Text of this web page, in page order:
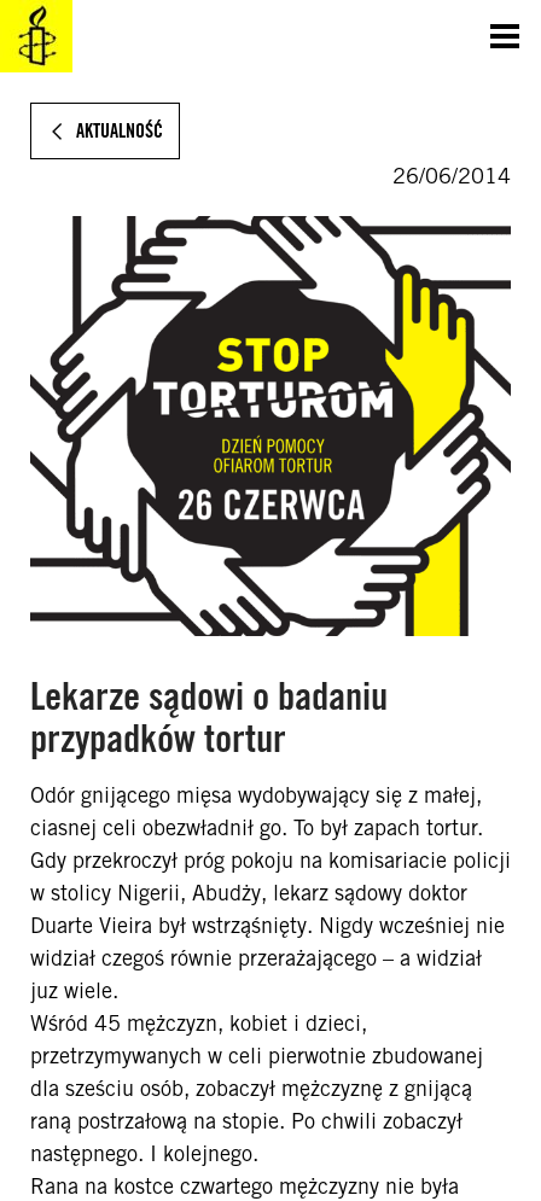
SKOCZ
DO
TREŚCI
AKTUALNOŚĆ
26/06/2014
Lekarze sądowi o badaniu
przypadków tortur
Odór gnijącego mięsa wydobywający się z małej,
ciasnej celi obezwładnił go. To był zapach tortur.
Gdy przekroczył próg pokoju na komisariacie policji
w stolicy Nigerii, Abudży, lekarz sądowy doktor
Duarte Vieira był wstrząśnięty. Nigdy wcześniej nie
widział czegoś równie przerażającego – a widział
juz wiele.
Wśród 45 mężczyzn, kobiet i dzieci,
przetrzymywanych w celi pierwotnie zbudowanej
dla sześciu osób, zobaczył mężczyznę z gnijącą
raną postrzałową na stopie. Po chwili zobaczył
następnego. I kolejnego.
Rana na kostce czwartego mężczyzny nie była